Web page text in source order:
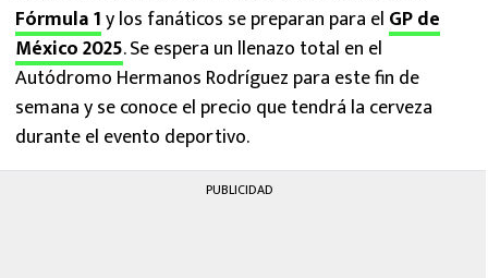
Fórmula 1y los fanáticos se preparan para el GP de
México 2025. Se espera un llenazo total en el
Autódromo Hermanos Rodríguez para este fin de
semana y se conoce el precio que tendrá la cerveza
durante el evento deportivo.
PUBLICIDAD